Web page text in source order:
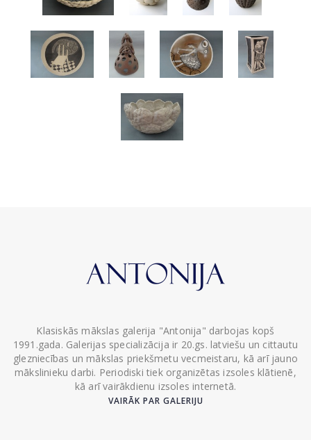
Klasiskās mākslas galerija "Antonija" darbojas kopš
1991.gada. Galerijas specializācija ir 20.gs. latviešu un cittautu
glezniecības un mākslas priekšmetu vecmeistaru, kā arī jauno
mākslinieku darbi. Periodiski tiek organizētas izsoles klātienē,
kā arī vairākdienu izsoles internetā.
VAIRĀK PAR GALERIJU